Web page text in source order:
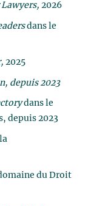
2026
dans le
2025
depuis 2023
dans le
depuis 2023
du Droit